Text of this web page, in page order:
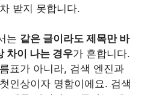
받지 못합니다.
는 같은 글이라도 제목만 바
차이 나는 경우가 흔합니다.
표가 아니라, 검색 엔진과
인상이자 명함이에요. 검색